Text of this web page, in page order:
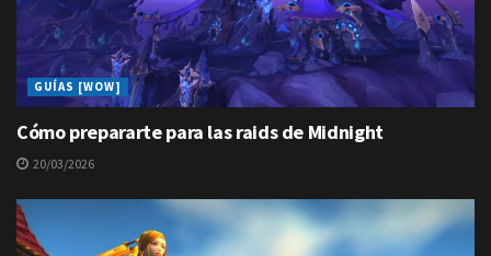
GUÍAS [WOW]
Cómo prepararte para las raids de Midnight
20/03/2026